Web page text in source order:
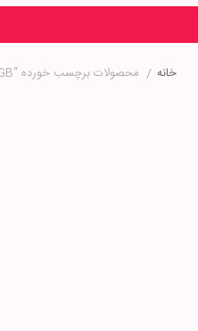
خانه / محصولات برچسب خورده “samsung،samsung Galaxy M31،samsung Galaxy M31 8-128GB”